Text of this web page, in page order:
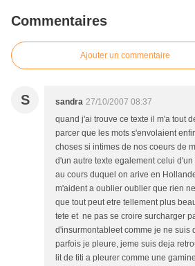
Commentaires
Ajouter un commentaire
S sandra 27/10/2007 08:37
quand j'ai trouve ce texte il m'a tout
parcer que les mots s'envolaient
choses si intimes de nos coeurs de
d'un autre texte egalement celui
au cours duquel on arive en
m'aident a oublier oublier que rien
que tout peut etre tellement plus
tete et ne pas se croire surcharger
d'insurmontableet comme je ne suis
parfois je pleure, jeme suis deja
lit de titi a pleurer comme une